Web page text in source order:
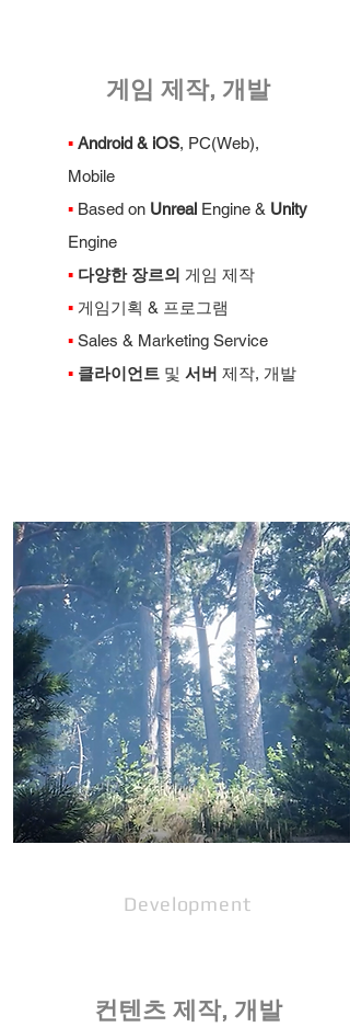
게임 제작, 개발
▪Android & iOS, PC(Web),
Mobile
▪ Based on UnrealEngine & Unity
Engine
▪ 다양한 장르의 게임 제작
▪게임기획 & 프로그램
▪Sales & Marketing Service
▪ 클라이언트및 서버 제작, 개발
Development
컨텐츠 제작, 개발